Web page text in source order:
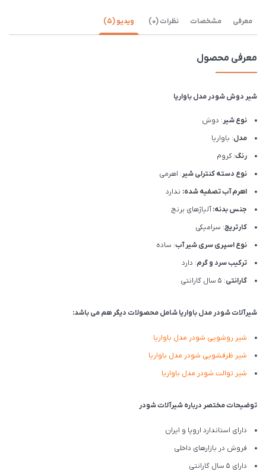
معرفی مشخصات نظرات (0) ویدیو (5)
معرفی محصول
شیر دوش شودر مدل باواریا
نوع شیر: دوش
مدل: باواریا
رنگ: کروم
نوع دسته کنترلی شیر: اهرمی
اهرم آب تصفیه شده: ندارد
جنس بدنه:آلیاژهای برنج
کارتریج: سرامیکی
نوع اسپری سری شیر آب: ساده
ترکیب سرد و گرم: دارد
گارانتی: 5 سال گارانتی
شیرآلات شودر مدل باواریا شامل محصولات دیگر هم می باشد:
شیر روشویی شودر مدل باواریا
شیر ظرفشویی شودر مدل باواریا
شیر توالت شودر مدل باواریا
توضیحات مختصر درباره شیرآلات شودر
دارای استاندارد اروپا و ایران
فروش در بازارهای داخلی
دارای 5 سال گارانتی